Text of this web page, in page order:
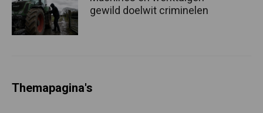
gewild doelwit criminelen
Themapagina's